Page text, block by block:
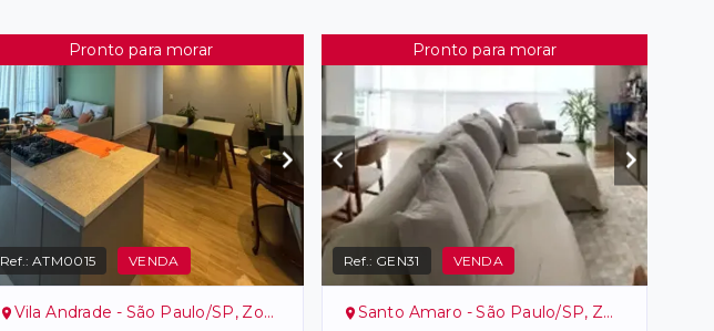
Pronto para morar
Ref.:ATM0015 VENDA
Vila Andrade - São Paulo/SP, Zona Sul
Pronto para morar
Ref.: GEN31 VENDA
Santo Amaro - São Paulo/SP, Zona Sul